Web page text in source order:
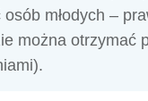
młodych –
można otrzymać